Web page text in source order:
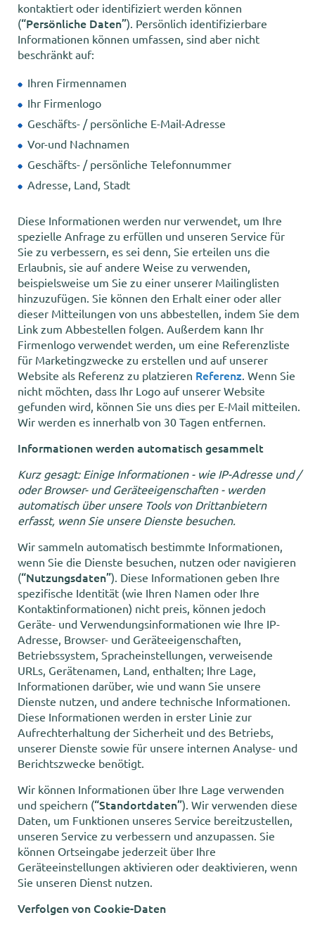
kontaktiert oder identifiziert werden können
(“Persönliche Daten”). Persönlich identifizierbare
Informationen können umfassen, sind aber nicht
beschränkt auf:
Ihren Firmennamen
Ihr Firmenlogo
Geschäfts- / persönliche E-Mail-Adresse
Vor-und Nachnamen
Geschäfts- / persönliche Telefonnummer
Adresse, Land, Stadt
Diese Informationen werden nur verwendet, um Ihre
spezielle Anfrage zu erfüllen und unseren Service für
Sie zu verbessern, es sei denn, Sie erteilen uns die
Erlaubnis, sie auf andere Weise zu verwenden,
beispielsweise um Sie zu einer unserer Mailinglisten
hinzuzufügen. Sie können den Erhalt einer oder aller
dieser Mitteilungen von uns abbestellen, indem Sie dem
Link zum Abbestellen folgen. Außerdem kann Ihr
Firmenlogo verwendet werden, um eine Referenzliste
für Marketingzwecke zu erstellen und auf unserer
Website als Referenz zu platzieren Referenz. Wenn Sie
nicht möchten, dass Ihr Logo auf unserer Website
gefunden wird, können Sie uns dies per E-Mail mitteilen.
Wir werden es innerhalb von 30 Tagen entfernen.
Informationen werden automatisch gesammelt
Kurz gesagt: Einige Informationen - wie IP-Adresse und /
oder Browser- und Geräteeigenschaften - werden
automatisch über unsere Tools von Drittanbietern
erfasst, wenn Sie unsere Dienste besuchen.
Wir sammeln automatisch bestimmte Informationen,
wenn Sie die Dienste besuchen, nutzen oder navigieren
(“Nutzungsdaten”). Diese Informationen geben Ihre
spezifische Identität (wie Ihren Namen oder Ihre
Kontaktinformationen) nicht preis, können jedoch
Geräte- und Verwendungsinformationen wie Ihre IP-
Adresse, Browser- und Geräteeigenschaften,
Betriebssystem, Spracheinstellungen, verweisende
URLs, Gerätenamen, Land, enthalten; Ihre Lage,
Informationen darüber, wie und wann Sie unsere
Dienste nutzen, und andere technische Informationen.
Diese Informationen werden in erster Linie zur
Aufrechterhaltung der Sicherheit und des Betriebs,
unserer Dienste sowie für unsere internen Analyse- und
Berichtszwecke benötigt.
Wir können Informationen über Ihre Lage verwenden
und speichern (“Standortdaten”). Wir verwenden diese
Daten, um Funktionen unseres Service bereitzustellen,
unseren Service zu verbessern und anzupassen. Sie
können Ortseingabe jederzeit über Ihre
Geräteeinstellungen aktivieren oder deaktivieren, wenn
Sie unseren Dienst nutzen.
Verfolgen von Cookie-Daten